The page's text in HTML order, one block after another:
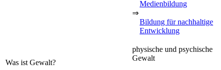
Medienbildung
⇒
Bildung für nachhaltige
Entwicklung
Was ist Gewalt?
physische und psychische
Gewalt